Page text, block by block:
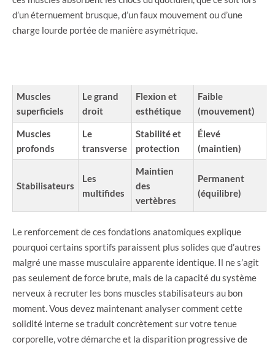
d’un éternuement brusque, d’un faux mouvement ou d’une
charge lourde portée de manière asymétrique.
Muscles
superficiels
Le grand
droit
Flexion et
esthétique
Faible
(mouvement)
Muscles
profonds
Le
transverse
Stabilité et
protection
Élevé
(maintien)
Stabilisateurs
Les
multifides
Maintien
des
vertèbres
Permanent
(équilibre)
Le renforcement de ces fondations anatomiques explique
pourquoi certains sportifs paraissent plus solides que d’autres
malgré une masse musculaire apparente identique. Il ne s’agit
pas seulement de force brute, mais de la capacité du système
nerveux à recruter les bons muscles stabilisateurs au bon
moment. Vous devez maintenant analyser comment cette
solidité interne se traduit concrètement sur votre tenue
corporelle, votre démarche et la disparition progressive de